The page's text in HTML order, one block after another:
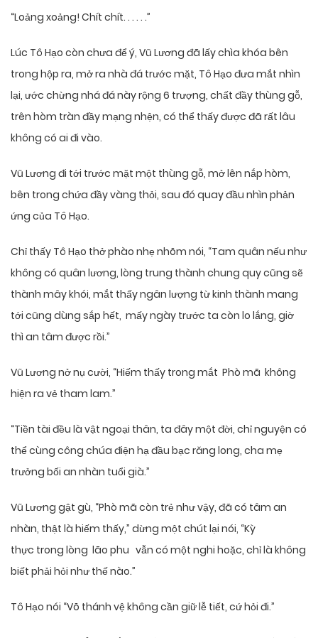
“Loảng xoảng! Chít chít. . . . . .”
Lúc Tô Hạo còn chưa để ý, Vũ Lương đã lấy chìa khóa bên
trong hộp ra, mở ra nhà đá trước mặt, Tô Hạo đưa mắt nhìn
lại, ước chừng nhá đá này rộng 6 trượng, chất đầy thùng gỗ,
trên hòm tràn đầy mạng nhện, có thể thấy được đã rất lâu
không có ai đi vào.
Vũ Lương đi tới trước mặt một thùng gỗ, mở lên nắp hòm,
bên trong chứa đầy vàng thỏi, sau đó quay đầu nhìn phản
ứng của Tô Hạo.
Chỉ thấy Tô Hạo thở phào nhẹ nhõm nói, “Tam quân nếu như
không có quân lương, lòng trung thành chung quy cũng sẽ
thành mây khói, mắt thấy ngân lượng từ kinh thành mang
tới cũng dùng sắp hết, mấy ngày trước ta còn lo lắng, giờ
thì an tâm được rồi.”
Vũ Lương nở nụ cười, “Hiếm thấy trong mắt Phò mã không
hiện ra vẻ tham lam.”
“Tiền tài đều là vật ngoại thân, ta đây một đời, chỉ nguyện có
thể cùng công chúa điện hạ đầu bạc răng long, cha mẹ
trưởng bối an nhàn tuổi già.”
Vũ Lương gật gù, “Phò mã còn trẻ như vậy, đã có tâm an
nhàn, thật là hiếm thấy,” dừng một chút lại nói, “Kỳ
thực trong lòng lão phu vẫn có một nghi hoặc, chỉ là không
biết phải hỏi như thế nào.”
Tô Hạo nói “Võ thánh vệ không cần giữ lễ tiết, cứ hỏi đi.”